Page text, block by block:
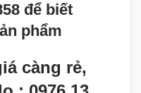
để biết
phẩm
càng rẻ,